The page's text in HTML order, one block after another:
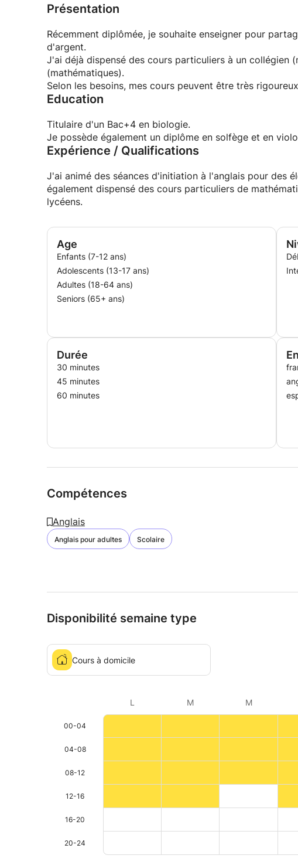
Présentation
Récemment diplômée, je souhaite enseigner pour
d'argent.
J'ai déjà dispensé des cours particuliers à un collégien
(mathématiques).
Selon les besoins, mes cours peuvent être très
Education
Titulaire d'un Bac+4 en biologie.
Je possède également un diplôme en solfège et en
Expérience / Qualifications
J'ai animé des séances d'initiation à l'anglais pour des
également dispensé des cours particuliers de
lycéens.
Age
Enfants (7-12 ans)
Adolescents (13-17 ans)
Adultes (18-64 ans)
Seniors (65+ ans)
Durée
30 minutes
45 minutes
60 minutes
Compétences
Anglais
Anglais pour adultes Scolaire
Disponibilité semaine type
Cours à domicile
L M M
00-04
04-08
08-12
12-16
16-20
20-24